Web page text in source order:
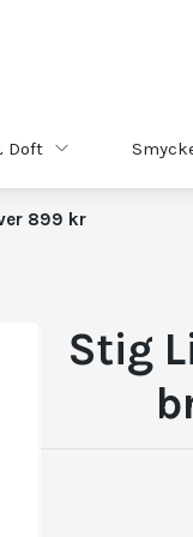
Doft
899 kr
Stig